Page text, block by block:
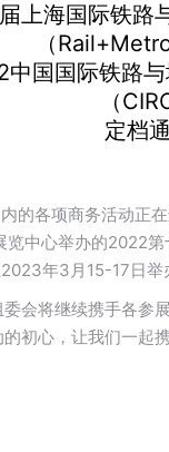
上海国际铁路
（
中国国际铁路
（
定档
的各项商务活动
中心举办的2022
年3月15-17日举
会将继续携手各
初心，让我们一起